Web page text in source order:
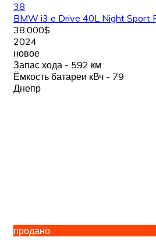
38
BMW i3 e Drive 40L Night Sport
38,000$
2024
новое
Запас хода - 592 км
Ёмкость батареи кВч - 79
Днепр
продано